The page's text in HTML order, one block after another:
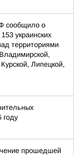
сообщило о
украинских
территориями
Липецкой,
году
прошедшей